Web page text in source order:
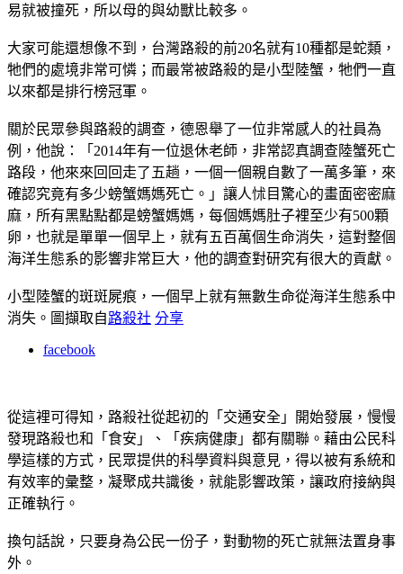
易就被撞死，所以母的與幼獸比較多。
大家可能還想像不到，台灣路殺的前20名就有10種都是蛇類，
牠們的處境非常可憐；而最常被路殺的是小型陸蟹，牠們一直
以來都是排行榜冠軍。
關於民眾參與路殺的調查，德恩舉了一位非常感人的社員為
例，他說：「2014年有一位退休老師，非常認真調查陸蟹死亡
路段，他來來回回走了五趟，一個一個親自數了一萬多筆，來
確認究竟有多少螃蟹媽媽死亡。」讓人怵目驚心的畫面密密麻
麻，所有黑點點都是螃蟹媽媽，每個媽媽肚子裡至少有500顆
卵，也就是單單一個早上，就有五百萬個生命消失，這對整個
海洋生態系的影響非常巨大，他的調查對研究有很大的貢獻。
小型陸蟹的斑斑屍痕，一個早上就有無數生命從海洋生態系中
消失。圖擷取自路殺社 分享
facebook
從這裡可得知，路殺社從起初的「交通安全」開始發展，慢慢
發現路殺也和「食安」、「疾病健康」都有關聯。藉由公民科
學這樣的方式，民眾提供的科學資料與意見，得以被有系統和
有效率的彙整，凝聚成共識後，就能影響政策，讓政府接納與
正確執行。
換句話說，只要身為公民一份子，對動物的死亡就無法置身事
外。